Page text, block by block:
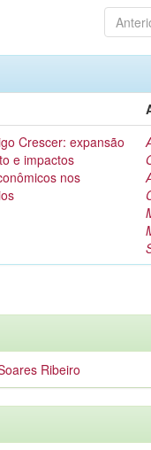
Crescer: expansão
e impactos
nos
Ribeiro